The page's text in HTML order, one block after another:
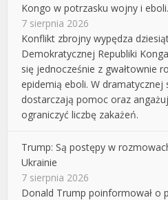
Kongo w potrzasku wojny i
7 sierpnia 2026
Konflikt zbrojny wypędza
Demokratycznej Republiki
się jednocześnie z gwałtownie
epidemią eboli. W dramatycznej
dostarczają pomoc oraz
ograniczyć liczbę zakażeń.
Trump: Są postępy w
Ukrainie
7 sierpnia 2026
Donald Trump poinformował o